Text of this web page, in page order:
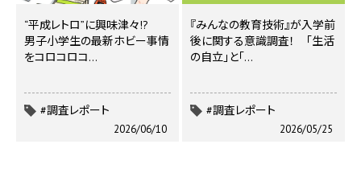
“平成レトロ”に興味津々!?
男子小学生の最新ホビー事情
をコロコロコ…
#調査レポート
2026/06/10
『みんなの教育技術』が入学前
後に関する意識調査！ 「生活
の自立」と「…
#調査レポート
2026/05/25